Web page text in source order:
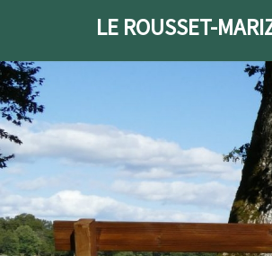
LE ROUSSET-